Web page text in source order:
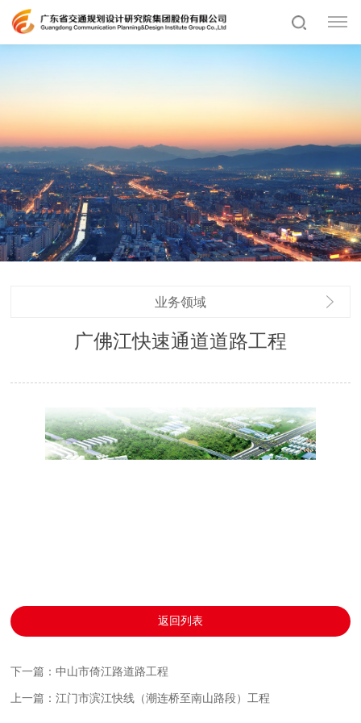
业务领域
广佛江快速通道道路工程
返回列表
下一篇：中山市倚江路道路工程
上一篇：江门市滨江快线（潮连桥至南山路段）工程